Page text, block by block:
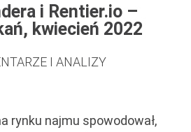
i Rentier.io –
kwiecień 2022
I ANALIZY
rynku najmu spowodował,